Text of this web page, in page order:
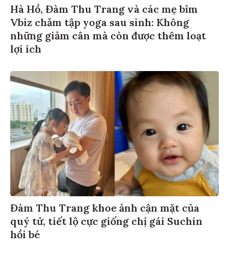
Hà Hồ, Đàm Thu Trang và các mẹ bỉm
Vbiz chăm tập yoga sau sinh: Không
những giảm cân mà còn được thêm loạt
lợi ích
Đàm Thu Trang khoe ảnh cận mặt của
quý tử, tiết lộ cực giống chị gái Suchin
hồi bé